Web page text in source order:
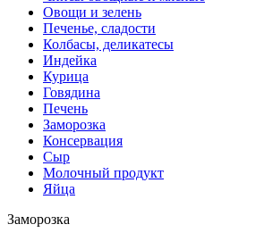
Овощи и зелень
Печенье, сладости
Колбасы, деликатесы
Индейка
Курица
Говядина
Печень
Заморозка
Консервация
Сыр
Молочный продукт
Яйца
Заморозка